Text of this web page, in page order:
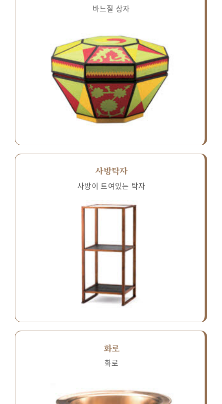
바느질 상자
사방탁자
사방이 트여있는 탁자
화로
화로